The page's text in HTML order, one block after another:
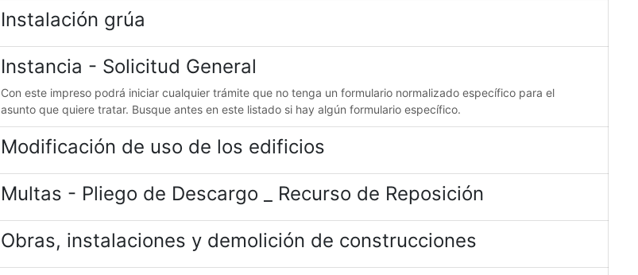
Instalación grúa
Instancia - Solicitud General
Con este impreso podrá iniciar cualquier trámite que no tenga un formulario normalizado específico para el
asunto que quiere tratar. Busque antes en este listado si hay algún formulario específico.
Modificación de uso de los edificios
Multas - Pliego de Descargo _ Recurso de Reposición
Obras, instalaciones y demolición de construcciones